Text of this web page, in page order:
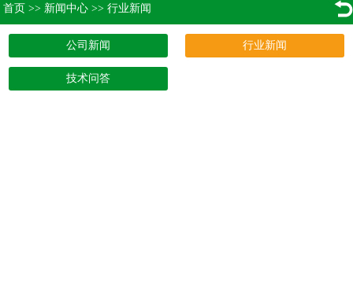
首页 >> 新闻中心 >> 行业新闻
公司新闻 行业新闻
技术问答